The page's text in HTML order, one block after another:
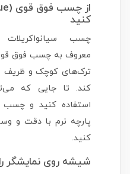
کنید
معروف به چسب فوق
ترک‌های کوچک و ظریف
کند. تا جایی که
استفاده کنید و چسب
پارچه نرم با دقت و
کنید.
شیشه روی نمایشگر